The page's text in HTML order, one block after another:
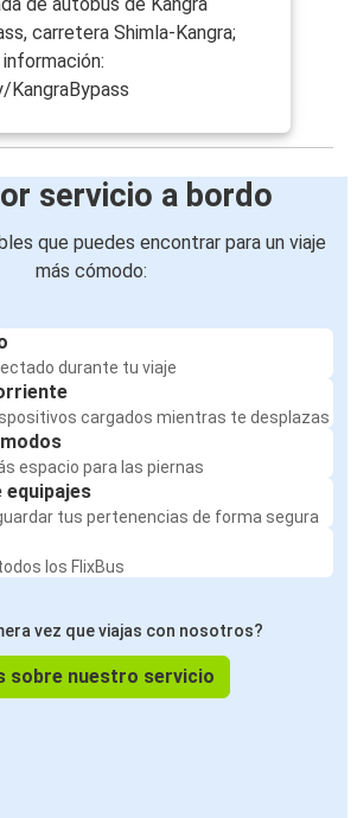
carretera Shimla-Kangra;
KangraBypass
servicio a bordo
que puedes encontrar para un viaje
más cómodo:
durante tu viaje
cargados mientras te desplazas
espacio para las piernas
equipajes
tus pertenencias de forma segura
los FlixBus
vez que viajas con nosotros?
sobre nuestro servicio